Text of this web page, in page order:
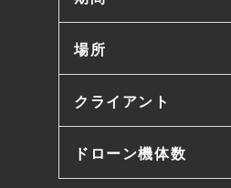
場所
クライアント
ドローン機体数